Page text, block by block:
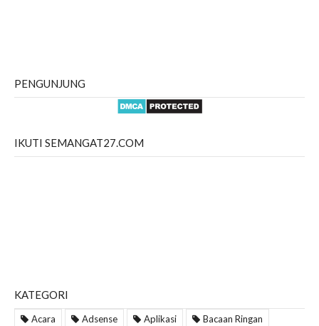
PENGUNJUNG
IKUTI SEMANGAT27.COM
KATEGORI
Acara Adsense Aplikasi Bacaan Ringan